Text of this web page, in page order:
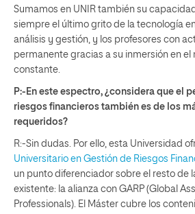
Sumamos en UNIR también su
siempre el último grito de la tecnología
análisis y gestión, y los profesores con
permanente gracias a su inmersión en
constante.
P:-En este espectro, ¿considera que el
riesgos financieros también es de los
requeridos?
R:-Sin dudas. Por ello, esta Universidad
Universitario en Gestión de Riesgos
un punto diferenciador sobre el resto de
existente: la alianza con GARP (Global
Professionals). El Máster cubre los